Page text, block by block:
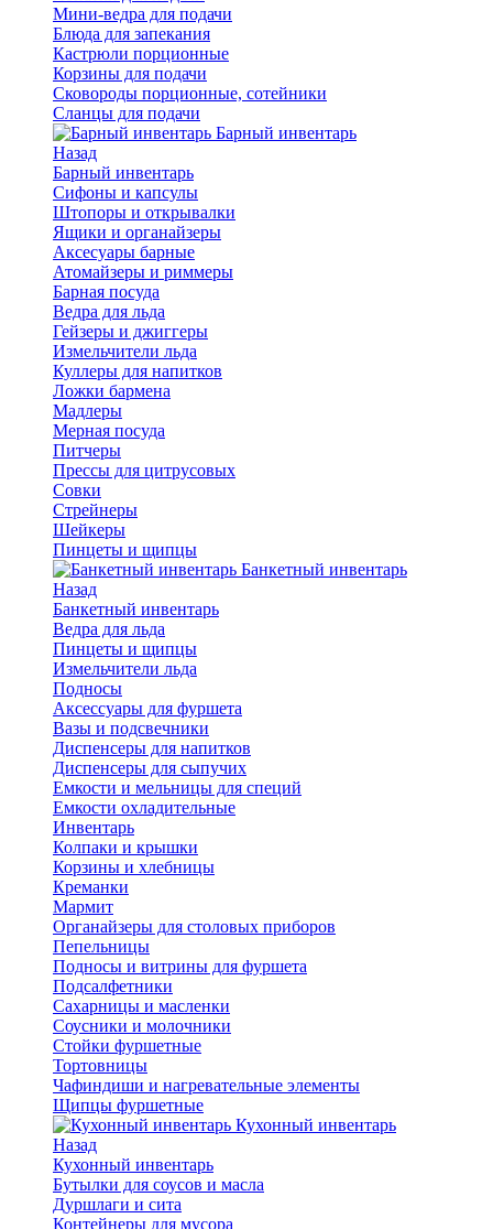
Мини-ведра для подачи
Блюда для запекания
Кастрюли порционные
Корзины для подачи
Сковороды порционные, сотейники
Сланцы для подачи
Барный инвентарь
Назад
Барный инвентарь
Сифоны и капсулы
Штопоры и открывалки
Ящики и органайзеры
Аксесуары барные
Атомайзеры и риммеры
Барная посуда
Ведра для льда
Гейзеры и джиггеры
Измельчители льда
Куллеры для напитков
Ложки бармена
Мадлеры
Мерная посуда
Питчеры
Прессы для цитрусовых
Совки
Стрейнеры
Шейкеры
Пинцеты и щипцы
Банкетный инвентарь
Назад
Банкетный инвентарь
Ведра для льда
Пинцеты и щипцы
Измельчители льда
Подносы
Аксессуары для фуршета
Вазы и подсвечники
Диспенсеры для напитков
Диспенсеры для сыпучих
Емкости и мельницы для специй
Емкости охладительные
Инвентарь
Колпаки и крышки
Корзины и хлебницы
Креманки
Мармит
Органайзеры для столовых приборов
Пепельницы
Подносы и витрины для фуршета
Подсалфетники
Сахарницы и масленки
Соусники и молочники
Стойки фуршетные
Тортовницы
Чафиндиши и нагревательные элементы
Щипцы фуршетные
Кухонный инвентарь
Назад
Кухонный инвентарь
Бутылки для соусов и масла
Дуршлаги и сита
Контейнеры для мусора